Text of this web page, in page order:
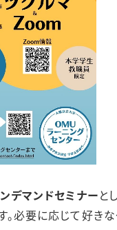
デマンドセミナーと
必要に応じて好き